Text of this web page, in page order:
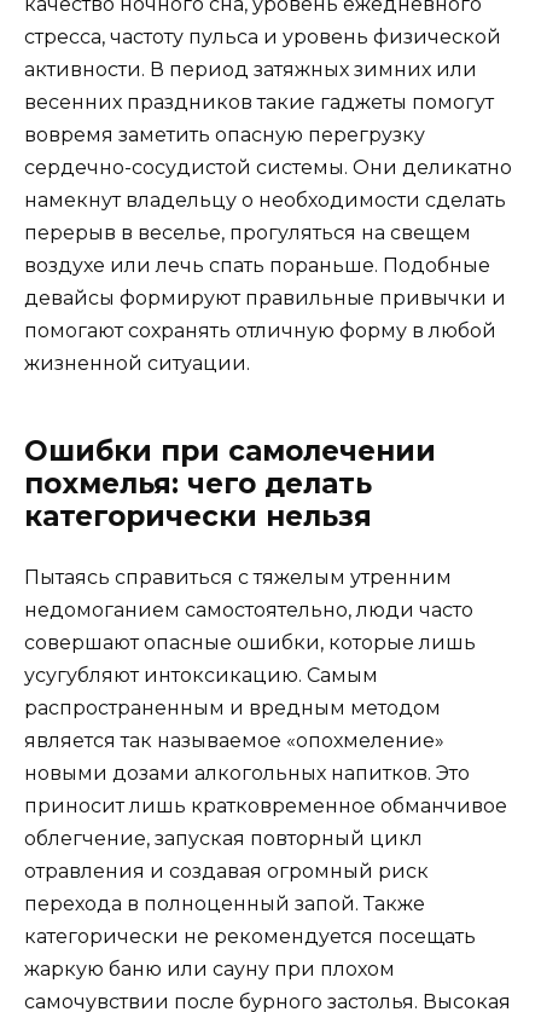
стресса, частоту пульса и уровень физической
активности. В период затяжных зимних или
весенних праздников такие гаджеты помогут
вовремя заметить опасную перегрузку
сердечно-сосудистой системы. Они деликатно
намекнут владельцу о необходимости сделать
перерыв в веселье, прогуляться на свещем
воздухе или лечь спать пораньше. Подобные
девайсы формируют правильные привычки и
помогают сохранять отличную форму в любой
жизненной ситуации.
Ошибки при самолечении
похмелья: чего делать
категорически нельзя
Пытаясь справиться с тяжелым утренним
недомоганием самостоятельно, люди часто
совершают опасные ошибки, которые лишь
усугубляют интоксикацию. Самым
распространенным и вредным методом
является так называемое «опохмеление»
новыми дозами алкогольных напитков. Это
приносит лишь кратковременное обманчивое
облегчение, запуская повторный цикл
отравления и создавая огромный риск
перехода в полноценный запой. Также
категорически не рекомендуется посещать
жаркую баню или сауну при плохом
самочувствии после бурного застолья. Высокая